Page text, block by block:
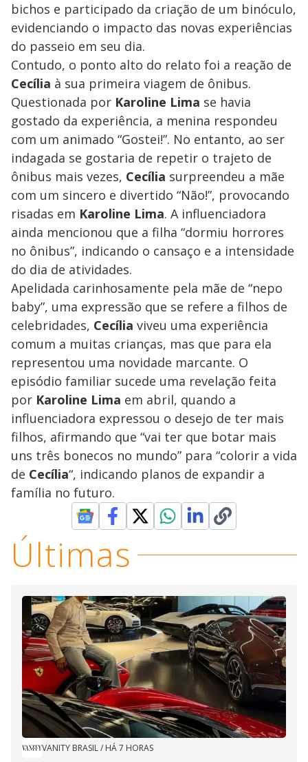
bichos e participado da criação de um binóculo,
evidenciando o impacto das novas experiências
do passeio em seu dia.
Contudo, o ponto alto do relato foi a reação de
Cecília à sua primeira viagem de ônibus.
Questionada por Karoline Lima se havia
gostado da experiência, a menina respondeu
com um animado “Gostei!”. No entanto, ao ser
indagada se gostaria de repetir o trajeto de
ônibus mais vezes, Cecília surpreendeu a mãe
com um sincero e divertido “Não!”, provocando
risadas em Karoline Lima. A influenciadora
ainda mencionou que a filha “dormiu horrores
no ônibus”, indicando o cansaço e a intensidade
do dia de atividades.
Apelidada carinhosamente pela mãe de “nepo
baby”, uma expressão que se refere a filhos de
celebridades, Cecília viveu uma experiência
comum a muitas crianças, mas que para ela
representou uma novidade marcante. O
episódio familiar sucede uma revelação feita
por Karoline Lima em abril, quando a
influenciadora expressou o desejo de ter mais
filhos, afirmando que “vai ter que botar mais
uns três bonecos no mundo” para “colorir a vida
de Cecília“, indicando planos de expandir a
família no futuro.
Últimas
VANITY BRASIL/ HÁ 7 HORAS